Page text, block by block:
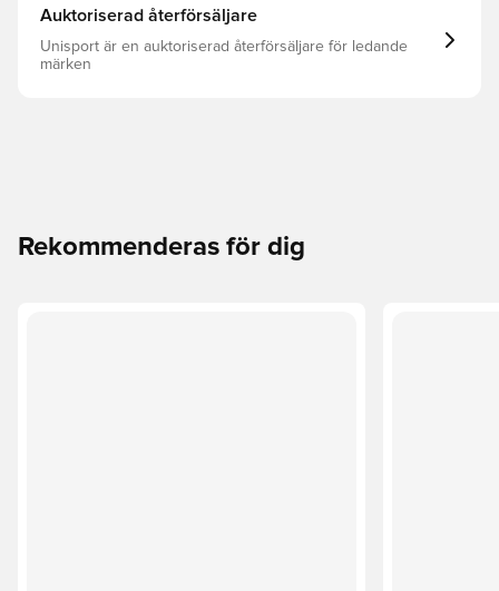
Auktoriserad återförsäljare
Unisport är en auktoriserad återförsäljare för ledande
märken
Rekommenderas för dig